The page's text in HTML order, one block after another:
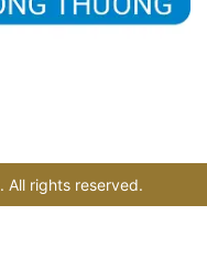
. All rights reserved.